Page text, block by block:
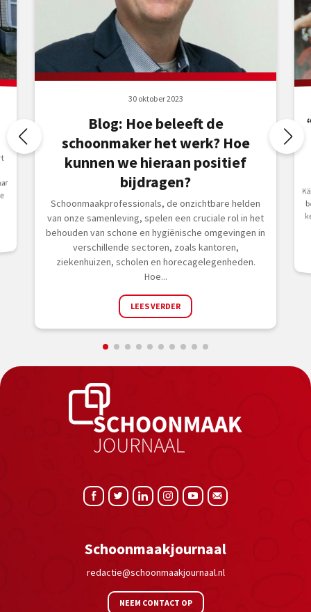
30 oktober 2023
Blog: Hoe beleeft de
schoonmaker het werk? Hoe
kunnen we hieraan positief
bijdragen?
Schoonmaakprofessionals, de onzichtbare helden
van onze samenleving, spelen een cruciale rol in het
behouden van schone en hygiënische omgevingen in
verschillende sectoren, zoals kantoren,
ziekenhuizen, scholen en horecagelegenheden.
Hoe...
LEES VERDER
Schoonmaakjournaal
redactie@schoonmaakjournaal.nl
NEEM CONTACT OP